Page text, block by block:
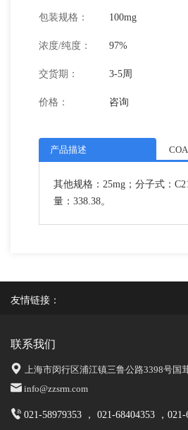
包装规格： 100mg
浓度/纯度： 97%
交货期： 3-5周
价格： 咨询
产品描述 COA
其他规格：25mg；分子式：
量：338.38。
友情链接：
联系我们
上海市闵行区浦江镇三鲁公路3398号国
info@zzsrm.com
021-58979353 ， 021-68404353 ，021-